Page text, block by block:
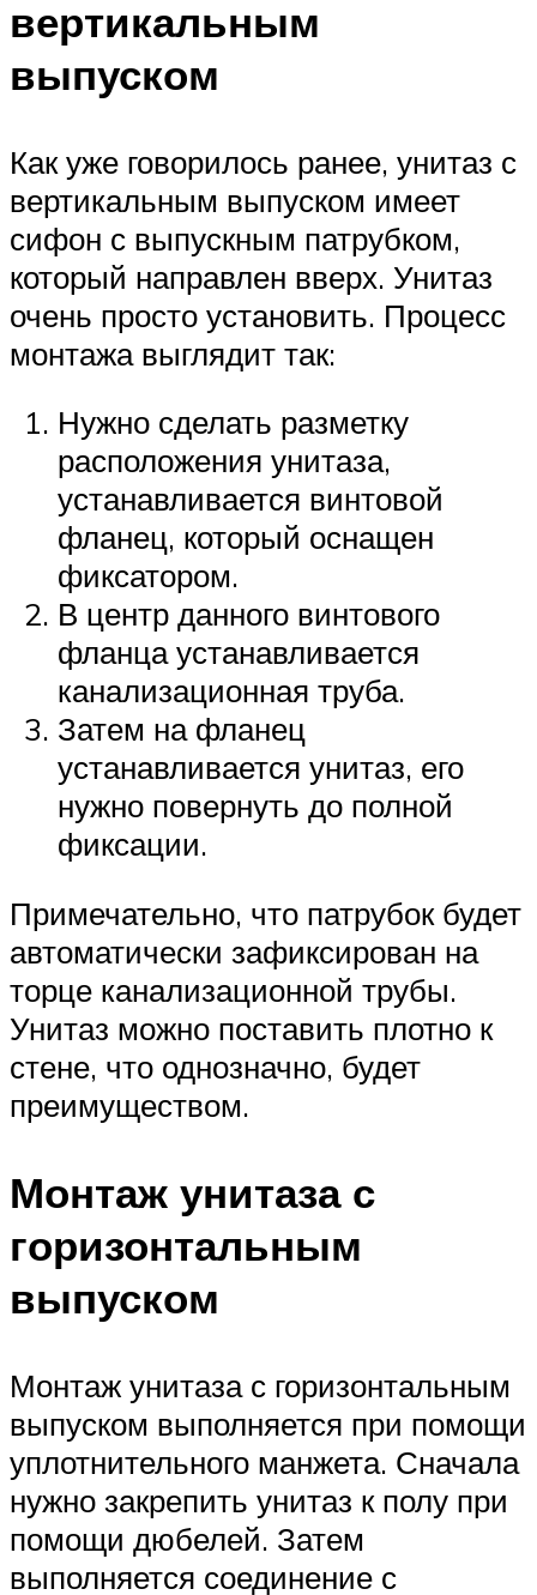
вертикальным
выпуском
Как уже говорилось ранее, унитаз с
вертикальным выпуском имеет
сифон с выпускным патрубком,
который направлен вверх. Унитаз
очень просто установить. Процесс
монтажа выглядит так:
Нужно сделать разметку
расположения унитаза,
устанавливается винтовой
фланец, который оснащен
фиксатором.
В центр данного винтового
фланца устанавливается
канализационная труба.
Затем на фланец
устанавливается унитаз, его
нужно повернуть до полной
фиксации.
Примечательно, что патрубок будет
автоматически зафиксирован на
торце канализационной трубы.
Унитаз можно поставить плотно к
стене, что однозначно, будет
преимуществом.
Монтаж унитаза с
горизонтальным
выпуском
Монтаж унитаза с горизонтальным
выпуском выполняется при помощи
уплотнительного манжета. Сначала
нужно закрепить унитаз к полу при
помощи дюбелей. Затем
выполняется соединение с